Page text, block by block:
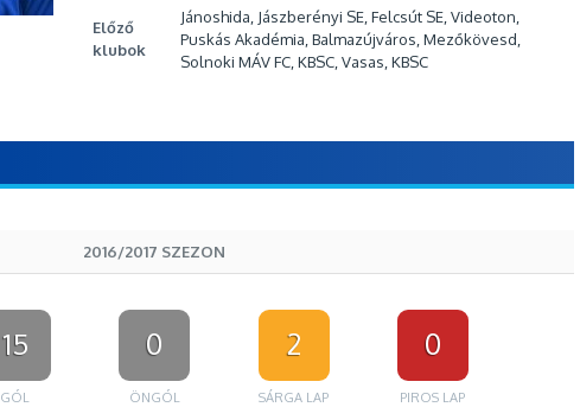
Előző
klubok
Jánoshida, Jászberényi SE, Felcsút SE, Videoton,
Puskás Akadémia, Balmazújváros, Mezőkövesd,
Solnoki MÁV FC, KBSC, Vasas, KBSC
2016/2017 SZEZON
15
GÓL
0
ÖNGÓL
2
SÁRGA LAP
0
PIROS LAP